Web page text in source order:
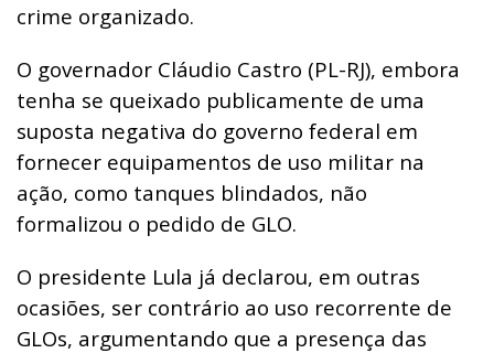
crime organizado.
O governador Cláudio Castro (PL-RJ), embora
tenha se queixado publicamente de uma
suposta negativa do governo federal em
fornecer equipamentos de uso militar na
ação, como tanques blindados, não
formalizou o pedido de GLO.
O presidente Lula já declarou, em outras
ocasiões, ser contrário ao uso recorrente de
GLOs, argumentando que a presença das